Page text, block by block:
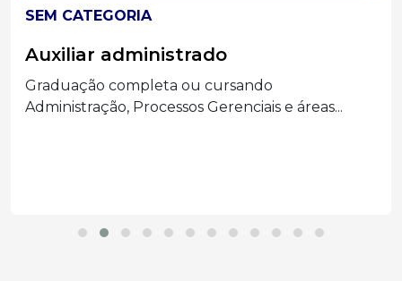
SEM CATEGORIA
Auxiliar administrado
Graduação completa ou cursando
Administração, Processos Gerenciais e áreas...